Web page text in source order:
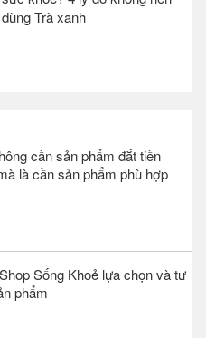
dùng Trà xanh
cần sản phẩm đắt tiền
là cần sản phẩm phù hợp
Sống Khoẻ lựa chọn và tư
phẩm